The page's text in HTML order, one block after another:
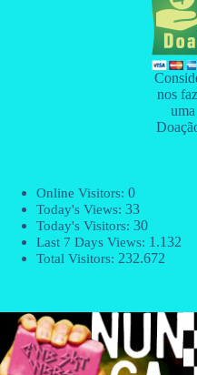
nos
uma
Online Visitors: 0
Today's Views: 33
Today's Visitors: 30
Last 7 Days Views: 1.132
Total Visitors: 232.672